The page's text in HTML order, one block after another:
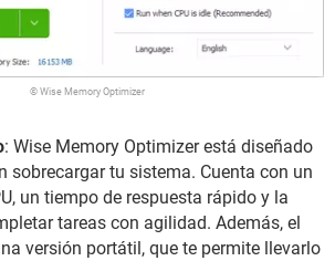
© Wise Memory Optimizer
: Wise Memory Optimizer está diseñado
sobrecargar tu sistema. Cuenta con un
un tiempo de respuesta rápido y la
tareas con agilidad. Además, el
versión portátil, que te permite llevarlo